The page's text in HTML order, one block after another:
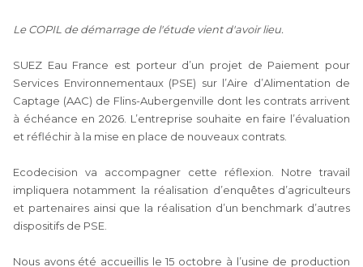
Le COPIL de démarrage de l'étude vient d'avoir lieu.
SUEZ Eau France est porteur d’un projet de Paiement pour
Services Environnementaux (PSE) sur l’Aire d’Alimentation de
Captage (AAC) de Flins-Aubergenville dont les contrats arrivent
à échéance en 2026. L’entreprise souhaite en faire l’évaluation
et réfléchir à la mise en place de nouveaux contrats.
Ecodecision va accompagner cette réflexion. Notre travail
impliquera notamment la réalisation d’enquêtes d’agriculteurs
et partenaires ainsi que la réalisation d’un benchmark d’autres
dispositifs de PSE.
Nous avons été accueillis le 15 octobre à l’usine de production